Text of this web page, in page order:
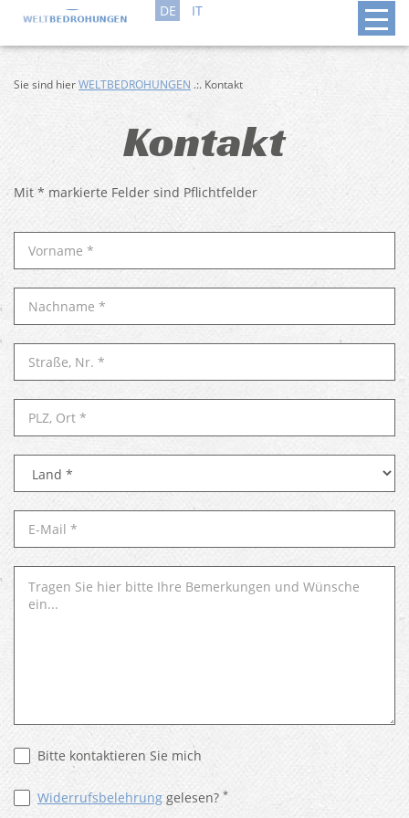
DE IT
Sie sind hierWELTBEDROHUNGEN .:. Kontakt
Kontakt
Mit * markierte Felder sind Pflichtfelder
Bitte kontaktieren Sie mich
Widerrufsbelehrung gelesen? *